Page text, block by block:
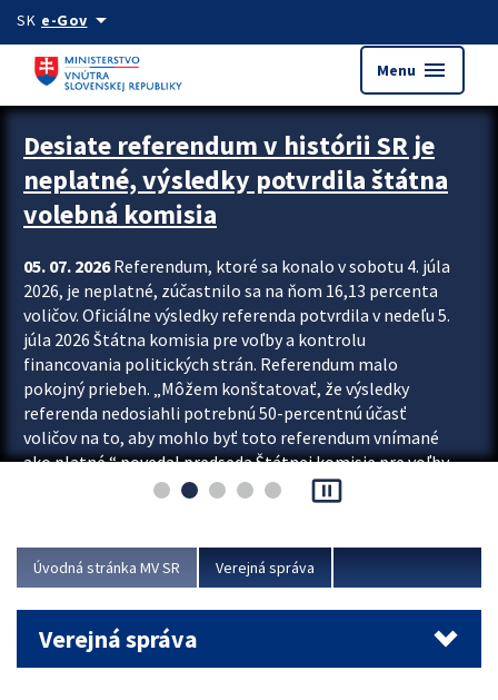
Preskocit na hlavný obsah
SK e-Govarrow_drop_down
Menu menu
Zastavit automatický posun upútavok
Desiate referendum v histórii SR je
neplatné, výsledky potvrdila štátna
volebná komisia
05. 07. 2026Referendum, ktoré sa konalo v sobotu 4. júla
2026, je neplatné, zúčastnilo sa na ňom 16,13 percenta
voličov. Oficiálne výsledky referenda potvrdila v nedeľu 5.
júla 2026 Štátna komisia pre voľby a kontrolu
financovania politických strán. Referendum malo
pokojný priebeh. „Môžem konštatovať, že výsledky
referenda nedosiahli potrebnú 50-percentnú účasť
voličov na to, aby mohlo byť toto referendum vnímané
ako platné,“ povedal predseda Štátnej komisie pre voľby
a kontrolu financovania politických...
pause_presentation
Úvodná stránka MV SR Verejná správa
Verejná správa